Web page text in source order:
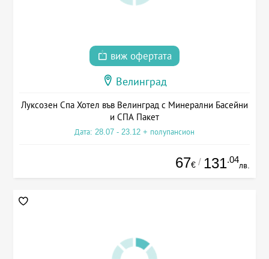
виж офертата
Велинград
Луксозен Спа Хотел във Велинград с Минерални Басейни
и СПА Пакет
Дата: 28.07 - 23.12 + полупансион
67€ / 131.04
лв.